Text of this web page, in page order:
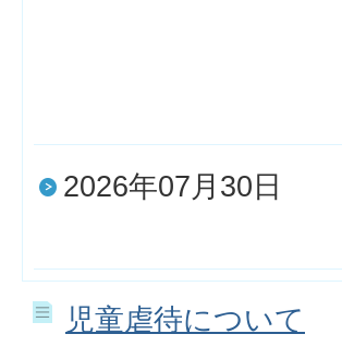
2026年07月30日
児童虐待について